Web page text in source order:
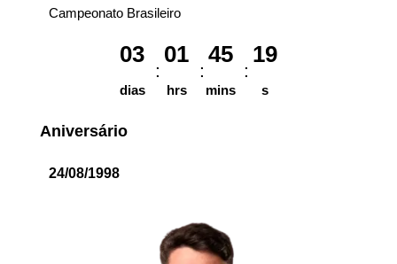
Campeonato Brasileiro
03
dias
01
hrs
45
mins
19
s
Aniversário
24/08/1998